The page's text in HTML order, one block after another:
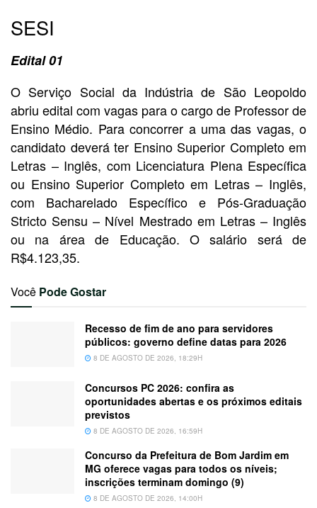
SESI
Edital 01
O Serviço Social da Indústria de São Leopoldo
abriu edital com vagas para o cargo de Professor de
Ensino Médio. Para concorrer a uma das vagas, o
candidato deverá ter Ensino Superior Completo em
Letras – Inglês, com Licenciatura Plena Específica
ou Ensino Superior Completo em Letras – Inglês,
com Bacharelado Específico e Pós-Graduação
Stricto Sensu – Nível Mestrado em Letras – Inglês
ou na área de Educação. O salário será de
R$4.123,35.
Você Pode Gostar
Recesso de fim de ano para servidores
públicos: governo define datas para 2026
8 DE AGOSTO DE 2026, 18:29H
Concursos PC 2026: confira as
oportunidades abertas e os próximos editais
previstos
8 DE AGOSTO DE 2026, 16:59H
Concurso da Prefeitura de Bom Jardim em
MG oferece vagas para todos os níveis;
inscrições terminam domingo (9)
8 DE AGOSTO DE 2026, 14:00H